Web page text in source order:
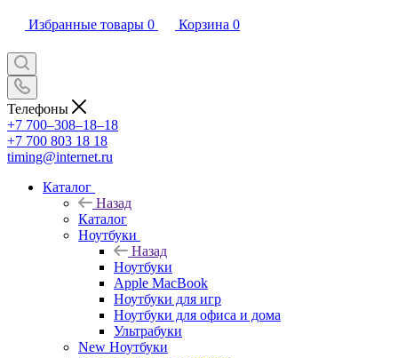
Избранные товары 0 Корзина 0
Телефоны
+7 700‒308‒18‒18
+7 700 803 18 18
timing@internet.ru
Каталог
Назад
Каталог
Ноутбуки
Назад
Ноутбуки
Apple MacBook
Ноутбуки для игр
Ноутбуки для офиса и дома
Ультрабуки
New Ноутбуки